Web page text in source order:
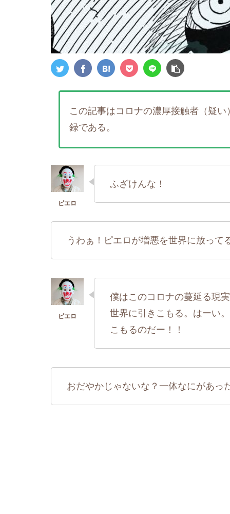
この記事はコロナの濃厚接触者（疑
録である。
ふざけんな！
うわぁ！ピエロが増悪を世界に放って
僕はこのコロナの蔓延る現
世界に引きこもる。はーい
こもるのだー！！
おだやかじゃないな？一体なにがあっ